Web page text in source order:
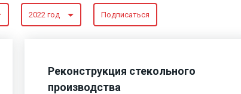
2022 год Подписаться
Реконструкция стекольного
производства